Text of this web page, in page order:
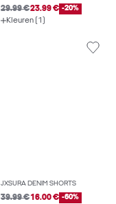
29.99 €23.99 € -20%
Kleuren (1)
JXSURA DENIM SHORTS
39.99 €16.00 € -60%